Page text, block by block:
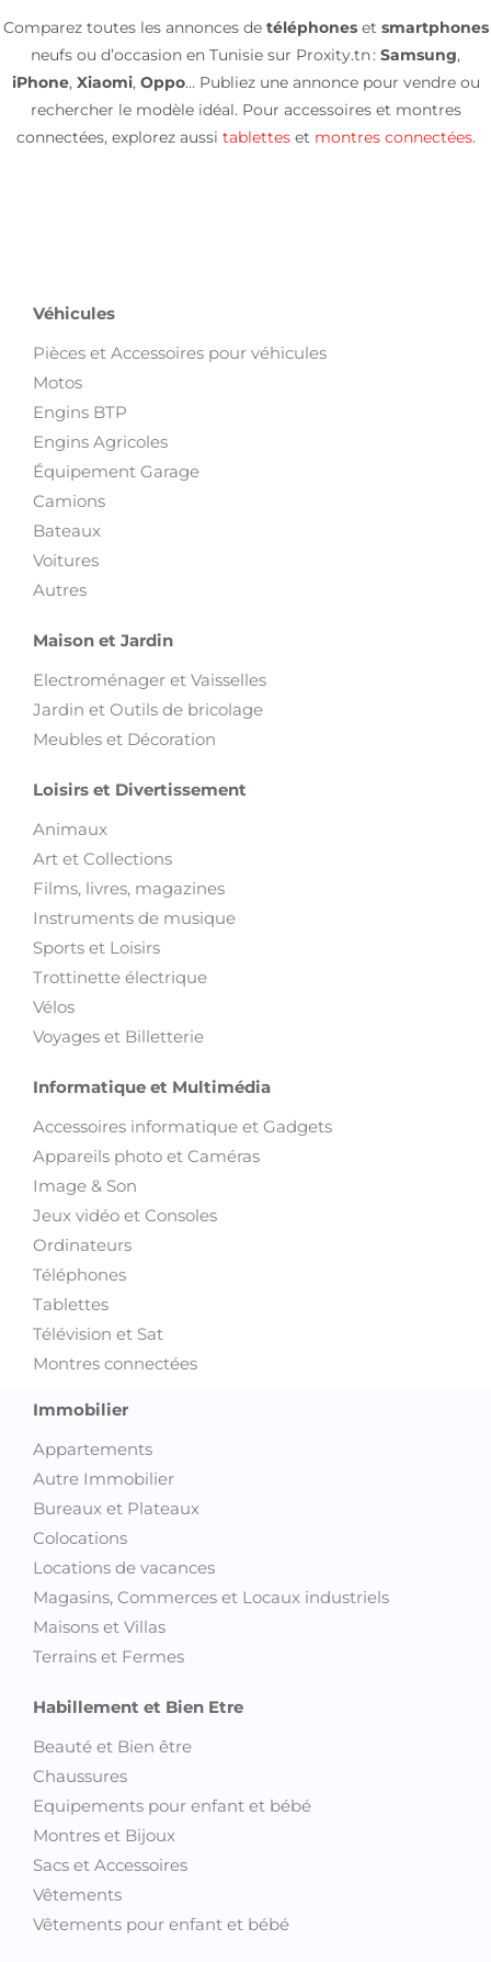
Comparez toutes les annonces de téléphoneset smartphones
neufs ou d’occasion en Tunisie sur Proxity.tn : Samsung,
iPhone, Xiaomi, Oppo… Publiez une annonce pour vendre ou
rechercher le modèle idéal. Pour accessoires et montres
connectées, explorez aussi tabletteset montres connectées.
Véhicules
Pièces et Accessoires pour véhicules
Motos
Engins BTP
Engins Agricoles
Équipement Garage
Camions
Bateaux
Voitures
Autres
Maison et Jardin
Electroménager et Vaisselles
Jardin et Outils de bricolage
Meubles et Décoration
Loisirs et Divertissement
Animaux
Art et Collections
Films, livres, magazines
Instruments de musique
Sports et Loisirs
Trottinette électrique
Vélos
Voyages et Billetterie
Informatique et Multimédia
Accessoires informatique et Gadgets
Appareils photo et Caméras
Image & Son
Jeux vidéo et Consoles
Ordinateurs
Téléphones
Tablettes
Télévision et Sat
Montres connectées
Immobilier
Appartements
Autre Immobilier
Bureaux et Plateaux
Colocations
Locations de vacances
Magasins, Commerces et Locaux industriels
Maisons et Villas
Terrains et Fermes
Habillement et Bien Etre
Beauté et Bien être
Chaussures
Equipements pour enfant et bébé
Montres et Bijoux
Sacs et Accessoires
Vêtements
Vêtements pour enfant et bébé